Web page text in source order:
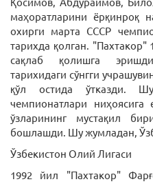
маҳоратларини ёрқинроқ
охирги марта СССР
тарихда қолган. "Пахтакор"
сақлаб қолишга
тарихидаги сўнгги
қўл остида ўтказди.
чемпионатлари
ўзларининг мустақил
бошлашди. Шу жумладан,
Ўзбекистон Олий Лигаси
1992 йил "Пахтакор"